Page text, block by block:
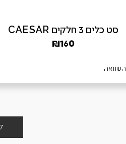
סט כלים 3 חלקים CAESAR
₪160
השוואה